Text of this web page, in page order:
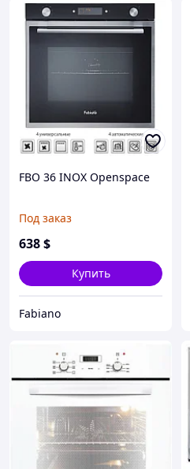
FBO 36 INOX Openspace
Под заказ
638$
Купить
Fabiano